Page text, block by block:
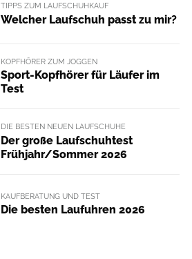
TIPPS ZUM LAUFSCHUHKAUF
Welcher Laufschuh passt zu mir?
KOPFHÖRER ZUM JOGGEN
Sport-Kopfhörer für Läufer im
Test
DIE BESTEN NEUEN LAUFSCHUHE
Der große Laufschuhtest
Frühjahr/Sommer 2026
KAUFBERATUNG UND TEST
Die besten Laufuhren 2026